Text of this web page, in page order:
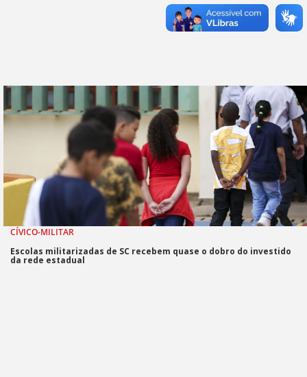
CÍVICO-MILITAR
Escolas militarizadas de SC recebem quase o dobro do investido
da rede estadual